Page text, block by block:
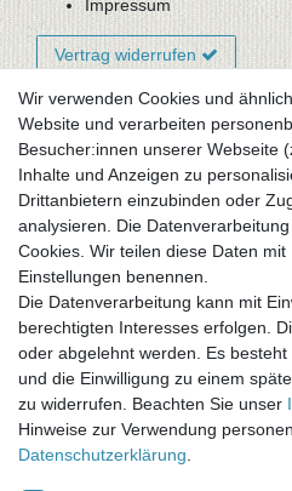
Impressum
Vertrag widerrufen
Newsletter-Anmeldung
FAQ / Fragen
Mein Warenkorb
Mein Merkzettel
Mein Konto
UNSER LADENGESCHÄFT
Gottlieb-Daimler-Str. 10
33334 Gütersloh
ÖFFNUNGSZEITEN
Montag - Dienstag: 8.00 - 18.00
Donnerstag: 8.00 - 18.00 Uhr,
Wir verwenden Cookies und
Website und verarbeiten
Besucher:innen unserer Webseite
Inhalte und Anzeigen zu
Drittanbietern einzubinden oder
analysieren. Die
Cookies. Wir teilen diese Daten
Einstellungen benennen.
Die Datenverarbeitung kann mit
berechtigten Interesses erfolgen.
oder abgelehnt werden. Es
und die Einwilligung zu einem
zu widerrufen. Beachten Sie unser
Hinweise zur Verwendung
Daten­schutz­erklärung